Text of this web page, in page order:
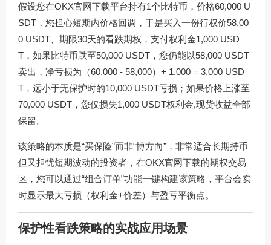
假设您在OKX官网下载平台持有1个比特币，价格60,000 U
SDT，您担心短期内价格回调，于是买入一份行权价58,00
0 USDT、期限30天的看跌期权，支付权利金1,000 USD
T，如果比特币跌至50,000 USDT，您仍能以58,000 USDT
卖出，净亏损为（60,000 - 58,000）+ 1,000 = 3,000 USD
T，远小于无保护时的10,000 USDT亏损；如果价格上涨至
70,000 USDT，您仅损失1,000 USDT权利金,现货收益全部
保留。
该策略的本质是“买保险”而非“博方向”，非常适合长期持币
但又担忧短期波动的投资者，在OKX官网下载的期权交易
区，您可以通过“组合订单”功能一键构建该策略，平台会实
时显示最大亏损（权利金+价差）与盈亏平衡点。
保护性看跌策略的实战应用场景